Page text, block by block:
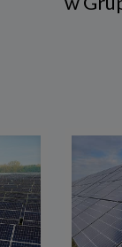
a)
swoje
c)
5.